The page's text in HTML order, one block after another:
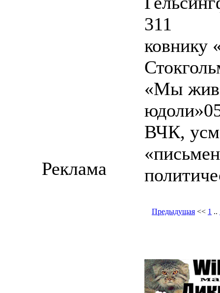
311
ковнику
«Мы
ВЧК,
Предыдущая << 1 ..
Реклама